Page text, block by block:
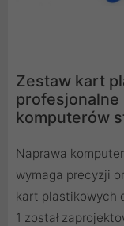
Zestaw kart
profesjonalne
komputerów
Naprawa
wymaga precyzji
kart plastikowych
1 został